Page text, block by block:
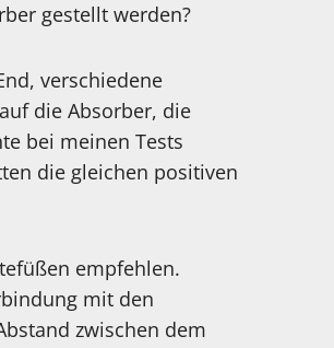
gestellt werden?
verschiedene
die Absorber, die
bei meinen Tests
die gleichen positiven
empfehlen.
mit den
zwischen dem